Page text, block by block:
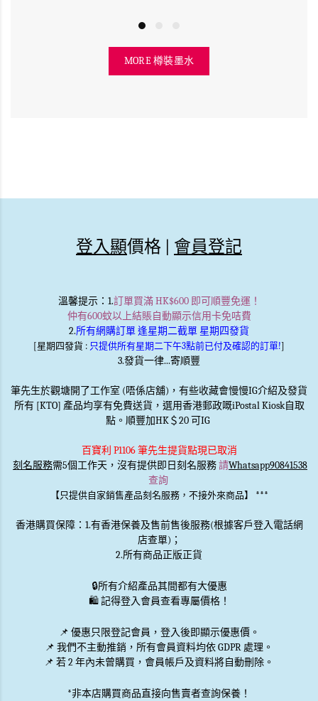
MORE 樽裝墨水
登入顯價格 | 會員登記
溫馨提示：1.訂單買滿 HK$600 即可順豐免運！
仲有600蚊以上結賬自動顯示信用卡免咭費
2.所有網購訂單 逢星期二截單 星期四發貨
[星期四發貨 : 只提供所有星期二下午3點前已付及確認的訂單!]
3.發貨一律...寄順豐
筆先生於觀塘開了工作室 (唔係店舖)，有些收藏會慢慢IG介紹及發貨
所有 [KTO] 產品均享有免費送貨，選用香港郵政嘅iPostal Kiosk自取
點。順豐加HK＄20 可IG
百寶利 P1106 筆先生提貨點現已取消
刻名服務需5個工作天，沒有提供即日刻名服務請Whatsapp90841538
查詢
【只提供自家銷售產品刻名服務，不接外來商品】 ***
香港購買保障：1.有香港保養及售前售後服務(根據客戶登入電話網
店查單)；
2.所有商品正版正貨
🔒所有介紹產品其間都有大優惠
🛍️ 記得登入會員查看專屬價格！
📌 優惠只限登記會員 ，登入後即顯示優惠價。
📌 我們不主動推銷 ，所有會員資料均依 GDPR 處理。
📌 若 2 年內未曾購買，會員帳戶及資料將自動刪除。
*非本店購買商品直接向售賣者查詢保養！